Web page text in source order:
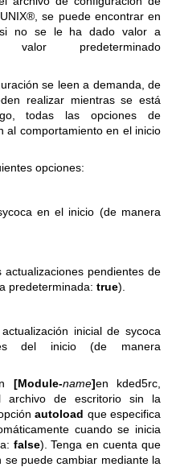
se puede encontrar en
si no se le ha dado valor a
predeterminado
se leen a demanda, de
realizar mientras se está
todas las opciones de
al comportamiento en el inicio
opciones:
en el inicio (de manera
pendientes de
predeterminada: true).
inicial de sycoca
del inicio (de manera
[Module-name]en kded5rc,
de escritorio sin la
autoload que especifica
cuando se inicia
false). Tenga en cuenta que
puede cambiar mediante la